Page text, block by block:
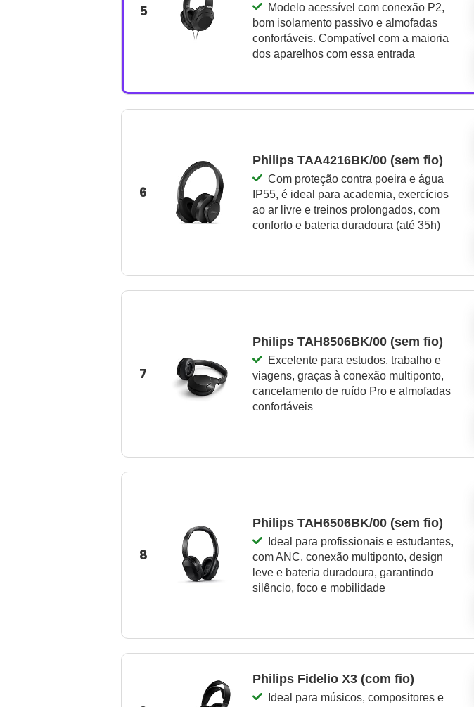
5
Modelo acessível com conexão P2,
bom isolamento passivo e almofadas
confortáveis. Compatível com a maioria
dos aparelhos com essa entrada
6
Philips TAA4216BK/00 (sem fio)
Com proteção contra poeira e água
IP55, é ideal para academia, exercícios
ao ar livre e treinos prolongados, com
conforto e bateria duradoura (até 35h)
7
Philips TAH8506BK/00 (sem fio)
Excelente para estudos, trabalho e
viagens, graças à conexão multiponto,
cancelamento de ruído Pro e almofadas
confortáveis
8
Philips TAH6506BK/00 (sem fio)
Ideal para profissionais e estudantes,
com ANC, conexão multiponto, design
leve e bateria duradoura, garantindo
silêncio, foco e mobilidade
Philips Fidelio X3 (com fio)
Ideal para músicos, compositores e